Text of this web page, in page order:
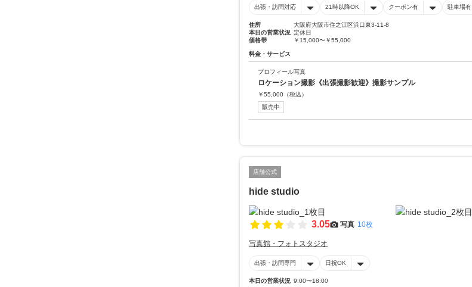
出張・訪問対応 21時以降OK クーポン有 駐車場有
住所
大阪府大阪市住之江区浜口東3-11-8
本日の営業状況 定休日
価格帯
￥15,000〜￥55,000
料金・サービス
プロフィール写真
ロケーション撮影《出張撮影歓迎》撮影サンプル
￥55,000 （税込）
販売中
店舗公式
hide studio
3.05 写真 10枚
写真館・フォトスタジオ
出張・訪問専門 日祝OK
本日の営業状況 9:00〜18:00